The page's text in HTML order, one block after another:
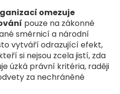
omezuje
pouze na zákonné
směrnicí a národní
vytváří odrazující efekt,
si nejsou zcela jistí, zda
úzká právní kritéria, raději
za nechráněné